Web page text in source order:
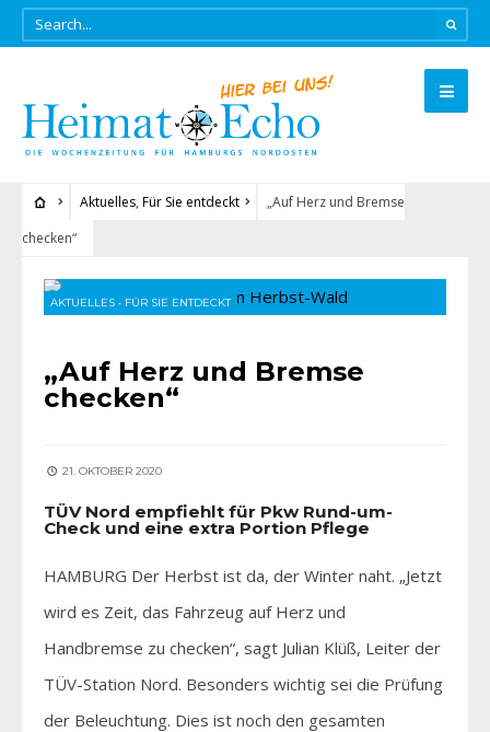
Aktuelles, Für Sie entdeckt
„Auf Herz und Bremse
checken“
AKTUELLES • FÜR SIE ENTDECKT
„Auf Herz und Bremse
checken“
21. OKTOBER 2020
TÜV Nord empfiehlt für Pkw Rund-um-
Check und eine extra Portion Pflege
HAMBURG Der Herbst ist da, der Winter naht. „Jetzt
wird es Zeit, das Fahrzeug auf Herz und
Handbremse zu checken“, sagt Julian Klüß, Leiter der
TÜV-Station Nord. Besonders wichtig sei die Prüfung
der Beleuchtung. Dies ist noch den gesamten